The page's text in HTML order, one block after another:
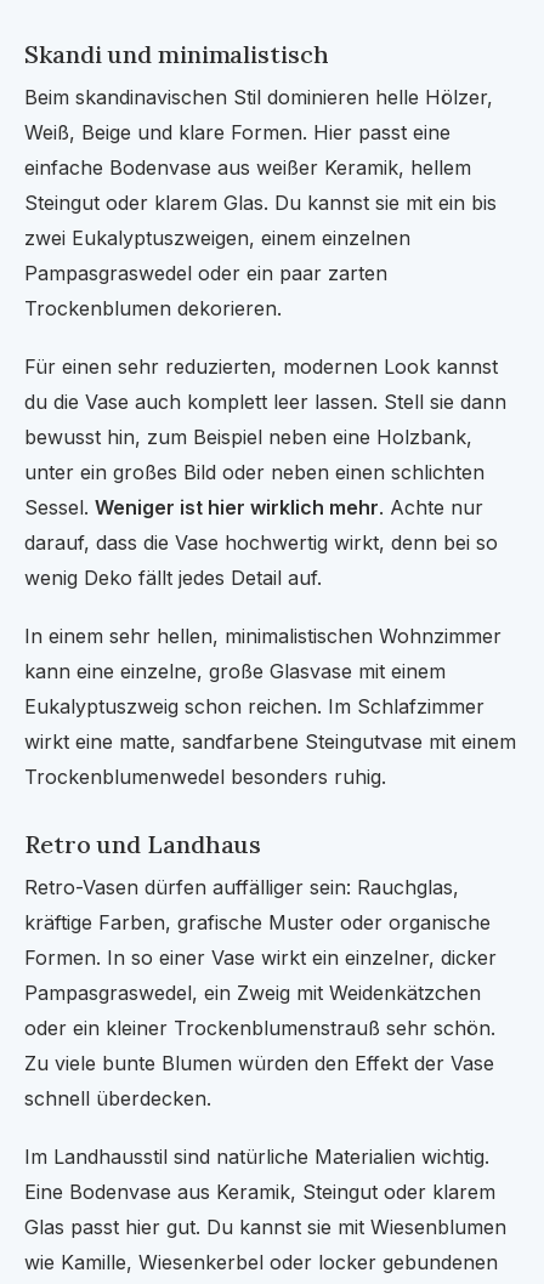
Skandi und minimalistisch
Beim skandinavischen Stil dominieren helle Hölzer,
Weiß, Beige und klare Formen. Hier passt eine
einfache Bodenvase aus weißer Keramik, hellem
Steingut oder klarem Glas. Du kannst sie mit ein bis
zwei Eukalyptuszweigen, einem einzelnen
Pampasgraswedel oder ein paar zarten
Trockenblumen dekorieren.
Für einen sehr reduzierten, modernen Look kannst
du die Vase auch komplett leer lassen. Stell sie dann
bewusst hin, zum Beispiel neben eine Holzbank,
unter ein großes Bild oder neben einen schlichten
Sessel. Weniger ist hier wirklich mehr. Achte nur
darauf, dass die Vase hochwertig wirkt, denn bei so
wenig Deko fällt jedes Detail auf.
In einem sehr hellen, minimalistischen Wohnzimmer
kann eine einzelne, große Glasvase mit einem
Eukalyptuszweig schon reichen. Im Schlafzimmer
wirkt eine matte, sandfarbene Steingutvase mit einem
Trockenblumenwedel besonders ruhig.
Retro und Landhaus
Retro-Vasen dürfen auffälliger sein: Rauchglas,
kräftige Farben, grafische Muster oder organische
Formen. In so einer Vase wirkt ein einzelner, dicker
Pampasgraswedel, ein Zweig mit Weidenkätzchen
oder ein kleiner Trockenblumenstrauß sehr schön.
Zu viele bunte Blumen würden den Effekt der Vase
schnell überdecken.
Im Landhausstil sind natürliche Materialien wichtig.
Eine Bodenvase aus Keramik, Steingut oder klarem
Glas passt hier gut. Du kannst sie mit Wiesenblumen
wie Kamille, Wiesenkerbel oder locker gebundenen